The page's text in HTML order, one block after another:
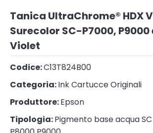
Tanica UltraChrome® HDX
Surecolor SC-P7000,
Violet
Codice:C13T824B00
Categoria:Ink Cartucce Originali
Produttore:Epson
Tipologia:Pigmento base acqua